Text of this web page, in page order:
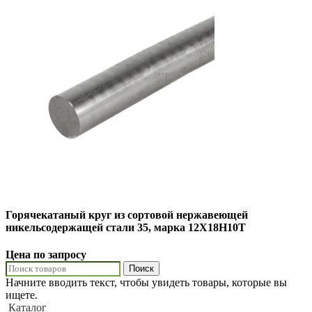
Горячекатаный круг из сортовой нержавеющей
никельсодержащей стали 35, марка 12Х18Н10Т
Цена по запросу
Поиск
Начните вводить текст, чтобы увидеть товары, которые вы
ищете.
Каталог